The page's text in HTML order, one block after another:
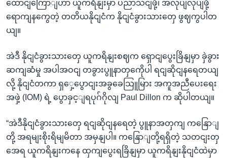
ထောငျကြောျဟာ ယူကရိနျးမှာ ပညာသငျဖို့၊ အလုပျလုပျဖို့
ရောကျနကွေတဲ့ တတိယနိုငျငံက နိုငျငံခွားသားတှေ ဖွဈကွပါတ
ယျ။
အဲဒီ နိုငျငံခွားသားတှေ ယူကရိနျးစဈက ရှောငျပွေးခြိနျမှာ ခှဲခွား
ဆကျဆံမှု အပါအဝငျ တခွားပွူနာတှကေိုပါ ရငျဆိုငျနရေတယျ
လို့ နိုငျငံတကာ ရှှေ့ပွောငျးအခွခေသြူမြား အကူအညီပေးရေး
အဖှဲ့ (IOM) ရဲ့ ပွောခှင့ျရပုဂ်ဂိုလျ Paul Dillon က ဆိုပါတယျ။
“အဲဒီနိုငျငံခွားသားတှေ ရငျဆိုငျနရေတဲ့ ပွူနာအတှကျ ကနြောျ
တို့ အရမျးစိုးရိမျမိတာ အမှနျပါ။ ကနြောျတို့ရရှိတဲ့ သတငျးတှ
အေရ ယူကရိနျးကနေ ထှကျပွေးရခြိနျမှာ ယူကရိနျးနိုငျငံထဲမှာ